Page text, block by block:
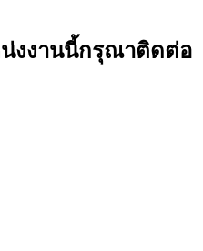
งงานนี้กรุณาติดต่อ